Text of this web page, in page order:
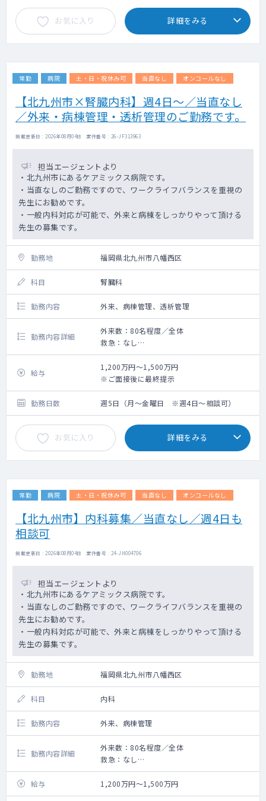
お気に入り 詳細をみる
常勤 病院 土・日・祝休み可 当直なし オンコールなし
【北九州市×腎臓内科】週4日～／当直なし
／外来・病棟管理・透析管理のご勤務です。
掲載更新日 : 2026年08月04日 案件番号 : 26-JF313963
担当エージェントより
・北九州市にあるケアミックス病院です。
・当直なしのご勤務ですので、ワークライフバランスを重視の
先生にお勧めです。
・一般内科対応が可能で、外来と病棟をしっかりやって頂ける
先生の募集です。
勤務地 福岡県北九州市八幡西区
科目 腎臓科
勤務内容 外来、病棟管理、透析管理
勤務内容詳細
外来数：80名程度／全体
救急：なし
・外来、病棟管理、透析管理のご勤務です。
・外来は前午後あわせて週4～6コマを担当い
ただきます。
・病棟は74床を4名で分担して担当いただき
ます。
・関連の介護施設への訪問診療を実施してお
ります。
【その他】
・早出・居残り業務
・大腸がん、肝臓がん、肺がん、胃がん、特
担して受講
・院内会議、委員会出席
会議 運営会議 第3金曜日17:00～17:30
医事薬事審議会 第3木曜日13:00～
13:20
委員会 医療安全委員会 及び 衛生管理委員
診療録管理委員会 第3金曜日
談についての判定 等）
給与
1,200万円～1,500万円
※ご面接後に最終提示
勤務日数 週5日（月～金曜日 ※週4日～相談可）
お気に入り 詳細をみる
常勤 病院 土・日・祝休み可 当直なし オンコールなし
【北九州市】内科募集／当直なし／週4日も
相談可
掲載更新日 : 2026年08月04日 案件番号 : 24-JH004706
担当エージェントより
・北九州市にあるケアミックス病院です。
・当直なしのご勤務ですので、ワークライフバランスを重視の
先生にお勧めです。
・一般内科対応が可能で、外来と病棟をしっかりやって頂ける
先生の募集です。
勤務地 福岡県北九州市八幡西区
科目 内科
勤務内容 外来、病棟管理
勤務内容詳細
外来数：80名程度／全体
救急：なし
外来）
・午前午後あわせて週4～6コマ
入院）
給与 1,200万円～1,500万円